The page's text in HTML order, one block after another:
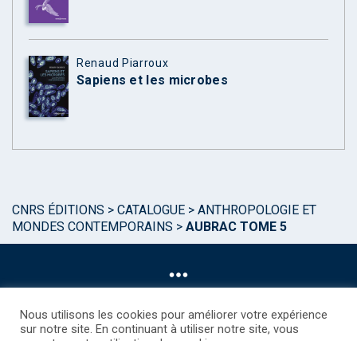
Renaud Piarroux
Sapiens et les microbes
CNRS ÉDITIONS > CATALOGUE > ANTHROPOLOGIE ET
MONDES CONTEMPORAINS > AUBRAC TOME 5
Nous utilisons les cookies pour améliorer votre expérience
sur notre site. En continuant à utiliser notre site, vous